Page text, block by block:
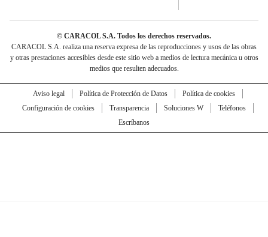
© CARACOL S.A. Todos los derechos reservados.
CARACOL S.A. realiza una reserva expresa de las reproducciones y usos de las obras
y otras prestaciones accesibles desde este sitio web a medios de lectura mecánica u otros
medios que resulten adecuados.
Aviso legal Política de Protección de Datos
Política de cookies
Configuración de cookies
Transparencia Soluciones W
Teléfonos
Escríbanos